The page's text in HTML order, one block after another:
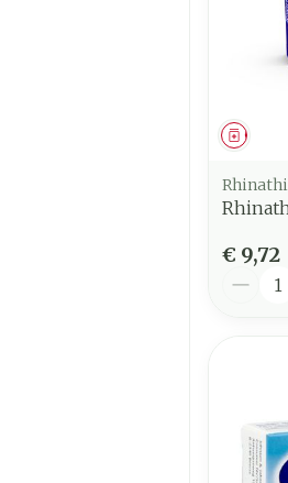
€ 9,72
Aantal